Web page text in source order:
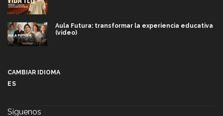
Aula Futura: transformar la experiencia educativa
(video)
CAMBIAR IDIOMA
ES
Síguenos